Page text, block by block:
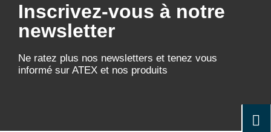
Inscrivez-vous à notre
newsletter
Ne ratez plus nos newsletters et tenez vous
informé sur ATEX et nos produits